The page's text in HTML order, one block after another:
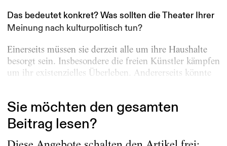
Das bedeutet konkret? Was sollten die Thea­ter Ihrer
Meinung nach kulturpolitisch tun?
Einerseits müssen sie derzeit alle um ihre Haushalte
besorgt sein. Insbesondere die freien Künstler kämpfen
um ihr existenzielles Überleben. Andererseits könnte
Sie möchten den gesamten
Beitrag lesen?